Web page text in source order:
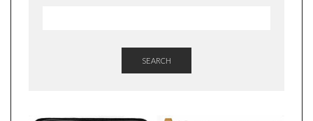
SEARCH